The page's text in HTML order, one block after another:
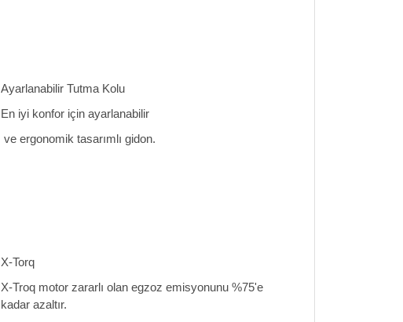
Ayarlanabilir Tutma Kolu
En iyi konfor için ayarlanabilir
ve ergonomik tasarımlı gidon.
X-Torq
X-Troq motor zararlı olan egzoz emisyonunu %75'e
kadar azaltır.